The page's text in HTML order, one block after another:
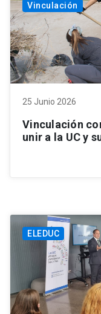
Vinculación
25 Junio 2026
Vinculación
unir a la UC y
ELEDUC